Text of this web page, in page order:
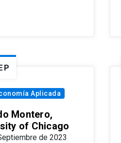
Aplicada
Montero,
of Chicago
de 2023